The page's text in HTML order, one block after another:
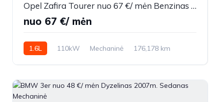
Opel Zafira Tourer nuo 67 €/ mėn Benzinas 2014m. Vienatūris Mechaninė
nuo 67 €/ mėn
1.6L 110kW Mechaninė
176,178 km